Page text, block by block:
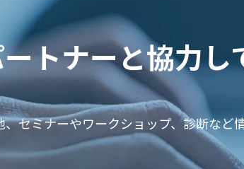
トナーと協力し
セミナーやワークショップ、診断など